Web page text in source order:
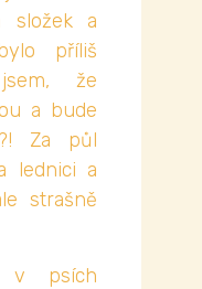
složek a
příliš
že
a bude
Za půl
lednici a
strašně
v psích